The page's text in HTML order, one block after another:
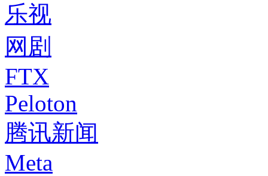
乐视
网剧
FTX
Peloton
腾讯新闻
Meta